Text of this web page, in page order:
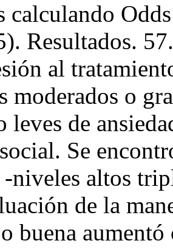
calculando
Resultados.
al
moderados o
leves de
Se
-niveles altos
de la
buena